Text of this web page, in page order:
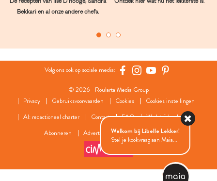
Bekkari en al onze andere chefs.
Volg ons ook op sociale media:
© 2026 - Roularta Media Group
Privacy
Gebruiksvoorwaarden Cookies
Cookies instellingen
AI: redactioneel charter
Contact FAQ
Wedstrijdreglement
Abonneren
Adverteren Onze zusterwebsites
Welkom bij Libelle Lekker!
Stel je kookvraag aan Maia...